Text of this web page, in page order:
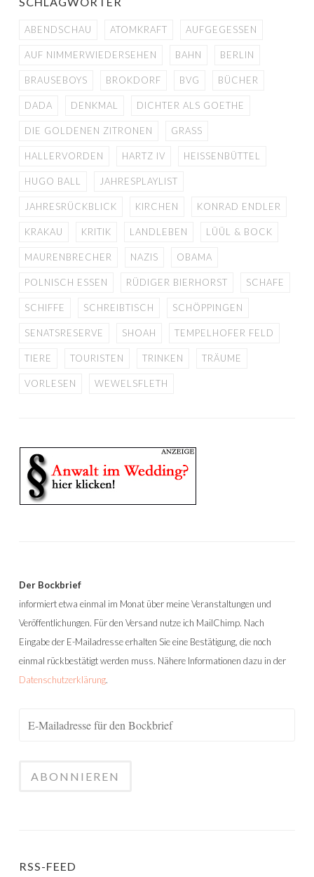
ABENDSCHAU ATOMKRAFT AUFGEGESSEN
AUF NIMMERWIEDERSEHEN BAHN BERLIN
BRAUSEBOYS BROKDORF BVG BÜCHER
DADA DENKMAL DICHTER ALS GOETHE
DIE GOLDENEN ZITRONEN GRASS
HALLERVORDEN HARTZ IV HEISSENBÜTTEL
HUGO BALL JAHRESPLAYLIST
JAHRESRÜCKBLICK KIRCHEN KONRAD ENDLER
KRAKAU KRITIK LANDLEBEN LÜÜL & BOCK
MAURENBRECHER NAZIS OBAMA
POLNISCH ESSEN RÜDIGER BIERHORST SCHAFE
SCHIFFE SCHREIBTISCH SCHÖPPINGEN
SENATSRESERVE SHOAH TEMPELHOFER FELD
TIERE TOURISTEN TRINKEN TRÄUME
VORLESEN WEWELSFLETH
Der Bockbrief
informiert etwa einmal im Monat über meine Veranstaltungen und
Veröffentlichungen. Für den Versand nutze ich MailChimp. Nach
Eingabe der E-Mailadresse erhalten Sie eine Bestätigung, die noch
einmal rückbestätigt werden muss. Nähere Informationen dazu in der
Datenschutzerklärung.
RSS-FEED